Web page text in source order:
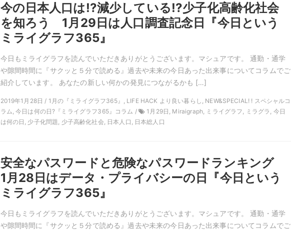
今の日本人口は!?減少している!?少子化高齢化社会
を知ろう 1月29日は人口調査記念日『今日という
ミライグラフ365』
今日もミライグラフを読んでいただきありがとうございます。マシュアです。 通勤・通学
や隙間時間に『サクッと５分で読める』過去や未来の今日あった出来事についてコラムでご
紹介しています。 あなたの新しい何かの発見につながるかも […]
2019年1月28日 / 1月の『ミライグラフ365』, LIFE HACK より良い暮らし, NEW&SPECIAL! ! スペシャルコ
ラム, 今日は何の日?『ミライグラフ365』コラム /
1月29日, Miraigraph, ミライグラフ, ミラグラ, 今日
は何の日, 少子化問題, 少子高齢化社会, 日本人口, 日本総人口
安全なパスワードと危険なパスワードランキング
1月28日はデータ・プライバシーの日『今日という
ミライグラフ365』
今日もミライグラフを読んでいただきありがとうございます。マシュアです。 通勤・通学
や隙間時間に『サクッと５分で読める』過去や未来の今日あった出来事についてコラムでご